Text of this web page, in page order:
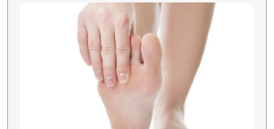
Podologi a Domicilio